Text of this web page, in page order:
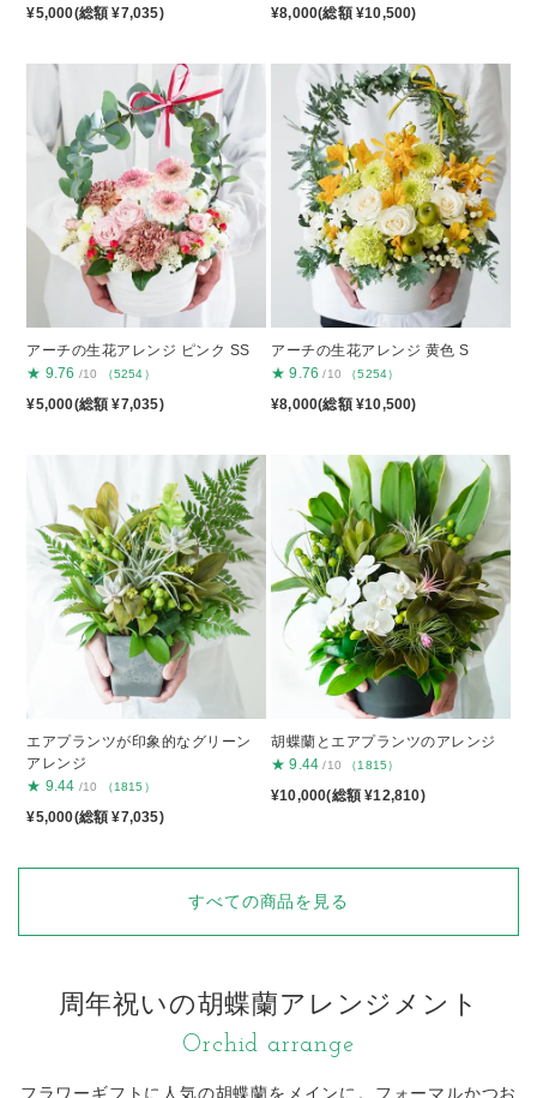
¥5,000(総額 ¥7,035) ¥8,000(総額 ¥10,500)
アーチの生花アレンジ ピンク SS
★ 9.76 /10 （5254）
¥5,000(総額 ¥7,035)
アーチの生花アレンジ 黄色 S
★ 9.76 /10 （5254）
¥8,000(総額 ¥10,500)
エアプランツが印象的なグリーン
アレンジ
★ 9.44 /10 （1815）
¥5,000(総額 ¥7,035)
胡蝶蘭とエアプランツのアレンジ
★ 9.44 /10 （1815）
¥10,000(総額 ¥12,810)
すべての商品を見る
周年祝いの胡蝶蘭アレンジメント
Orchid arrange
フラワーギフトに人気の胡蝶蘭をメインに。 フォーマルかつお